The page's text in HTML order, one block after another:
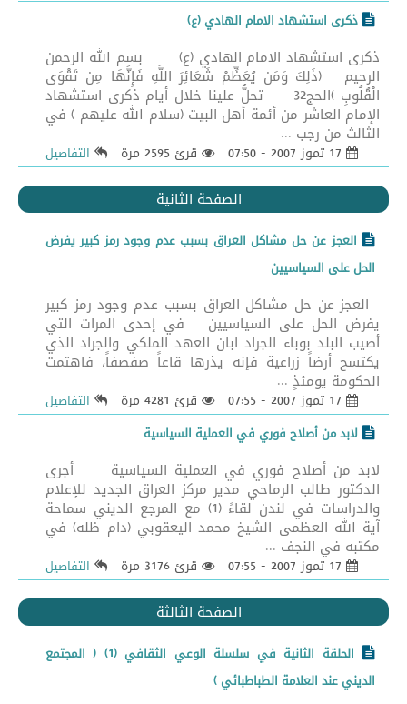
ذكرى استشهاد الامام الهادي (ع)
ذكرى استشهاد الامام الهادي (ع) بسم الله الرحمن
الرحيم (ذَلِكَ وَمَن يُعَظِّمْ شَعَائِرَ اللَّهِ فَإِنَّهَا مِن تَقْوَى
الْقُلُوبِ )الحج32 تحلُّ علينا خلال أيام ذكرى استشهاد
الإمام العاشر من أئمة أهل البيت (سلام الله عليهم ) في
الثالث من رجب ...
قرئ 2595 مرة التفاصيل
الصفحة الثانية
العجز عن حل مشاكل العراق بسبب عدم وجود رمز كبير يفرض
الحل على السياسيين
العجز عن حل مشاكل العراق بسبب عدم وجود رمز كبير
يفرض الحل على السياسيين في إحدى المرات التي
أصيب البلد بوباء الجراد ابان العهد الملكي والجراد الذي
يكتسح أرضاً زراعية فإنه يذرها قاعاً صفصفاً، فاهتمت
الحكومة يومئذٍ ...
قرئ 4281 مرة
التفاصيل
لابد من أصلاح فوري في العملية السياسية
لابد من أصلاح فوري في العملية السياسية أجرى
الدكتور طالب الرماحي مدير مركز العراق الجديد للإعلام
والدراسات في لندن لقاءً (1) مع المرجع الديني سماحة
آية الله العظمى الشيخ محمد اليعقوبي (دام ظله) في
مكتبه في النجف ...
قرئ 3176 مرة التفاصيل
الصفحة الثالثة
الحلقة الثانية في سلسلة الوعي الثقافي (1) ( المجتمع
الديني عند العلامة الطباطبائي )